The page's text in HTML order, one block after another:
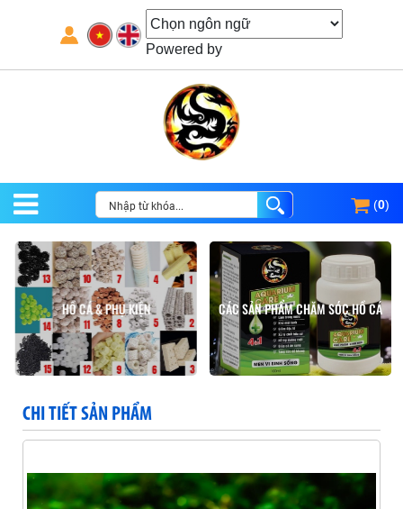
Powered by
(0)
HỒ CÁ & PHỤ KIỆN CÁC SẢN PHẨM CHĂM SÓC HỒ CÁ
CHI TIẾT SẢN PHẨM